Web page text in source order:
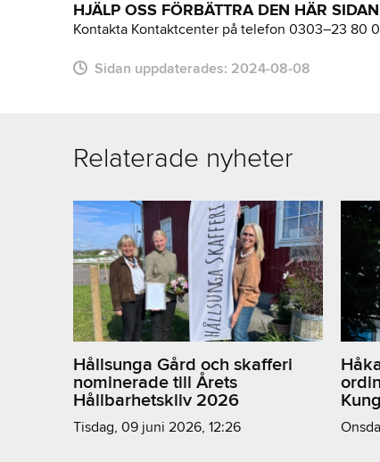
HJÄLP OSS FÖRBÄTTRA DEN HÄR SIDAN
Kontakta Kontaktcenter på telefon 0303–23 80
Sidan uppdaterades: 2024-08-08
Relaterade nyheter
Hållsunga Gård och skafferi
nominerade till Årets
Hållbarhetskliv 2026
tisdag, 09 juni 2026, 12:26